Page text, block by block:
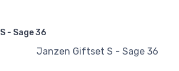
- Sage 36
Janzen Giftset S - Sage 36